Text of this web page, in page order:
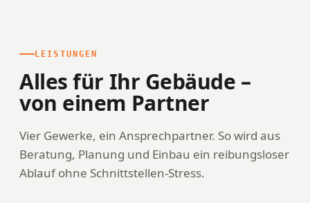
LEISTUNGEN
Alles für Ihr Gebäude –
von einem Partner
Vier Gewerke, ein Ansprechpartner. So wird aus
Beratung, Planung und Einbau ein reibungsloser
Ablauf ohne Schnittstellen-Stress.